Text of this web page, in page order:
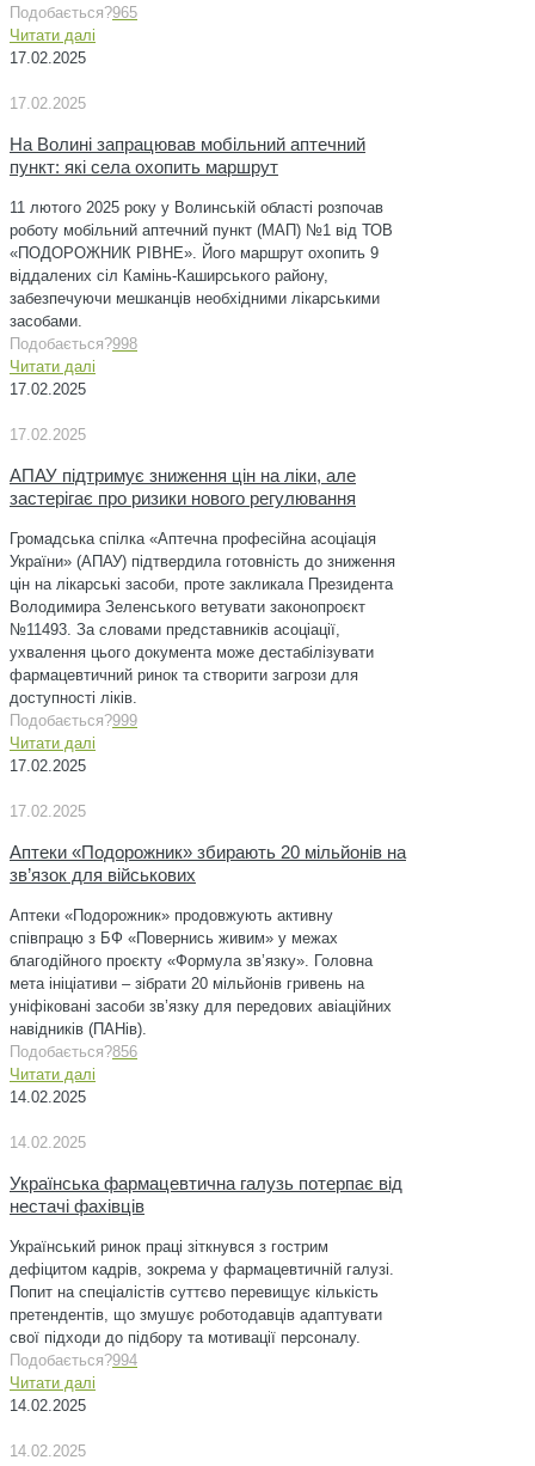
Подобається?965
Читати далі
17.02.2025
17.02.2025
На Волині запрацював мобільний аптечний
пункт: які села охопить маршрут
11 лютого 2025 року у Волинській області розпочав
роботу мобільний аптечний пункт (МАП) №1 від ТОВ
«ПОДОРОЖНИК РІВНЕ». Його маршрут охопить 9
віддалених сіл Камінь-Каширського району,
забезпечуючи мешканців необхідними лікарськими
засобами.
Подобається?998
Читати далі
17.02.2025
17.02.2025
АПАУ підтримує зниження цін на ліки, але
застерігає про ризики нового регулювання
Громадська спілка «Аптечна професійна асоціація
України» (АПАУ) підтвердила готовність до зниження
цін на лікарські засоби, проте закликала Президента
Володимира Зеленського ветувати законопроєкт
№11493. За словами представників асоціації,
ухвалення цього документа може дестабілізувати
фармацевтичний ринок та створити загрози для
доступності ліків.
Подобається?999
Читати далі
17.02.2025
17.02.2025
Аптеки «Подорожник» збирають 20 мільйонів на
зв’язок для військових
Аптеки «Подорожник» продовжують активну
співпрацю з БФ «Повернись живим» у межах
благодійного проєкту «Формула зв’язку». Головна
мета ініціативи – зібрати 20 мільйонів гривень на
уніфіковані засоби зв’язку для передових авіаційних
навідників (ПАНів).
Подобається?856
Читати далі
14.02.2025
14.02.2025
Українська фармацевтична галузь потерпає від
нестачі фахівців
Український ринок праці зіткнувся з гострим
дефіцитом кадрів, зокрема у фармацевтичній галузі.
Попит на спеціалістів суттєво перевищує кількість
претендентів, що змушує роботодавців адаптувати
свої підходи до підбору та мотивації персоналу.
Подобається?994
Читати далі
14.02.2025
14.02.2025